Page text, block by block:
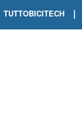
TUTTOBICITECH |